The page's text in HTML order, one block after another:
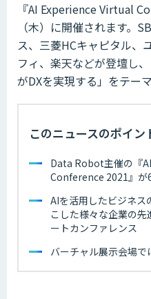
『AI Experience Virtual
（木）に開催されます。
ス、三菱HCキャピタル、
フィ、楽天などが登壇し
がDXを実現する」をテー
このニュースのポイン
Data Robot主催の『
Conference 2021』が
AIを活用したビジネス
こした様々な企業の
ートカンファレンス
バーチャル展示会場